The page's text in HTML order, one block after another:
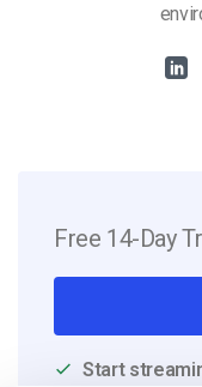
Free 14-Day
Start